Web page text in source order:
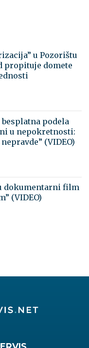
u Pozorištu
propituje domete
podela
u nepokretnosti:
(VIDEO)
dokumentarni film
(VIDEO)